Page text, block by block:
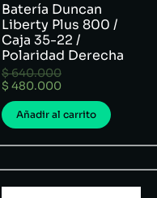
Batería Duncan
Liberty Plus 800 /
Caja 35-22 /
Polaridad Derecha
$640.000
$ 480.000
Añadir al carrito